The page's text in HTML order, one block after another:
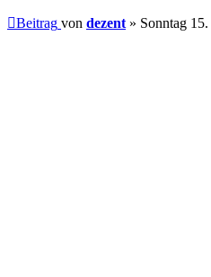
Beitrag von dezent » Sonntag